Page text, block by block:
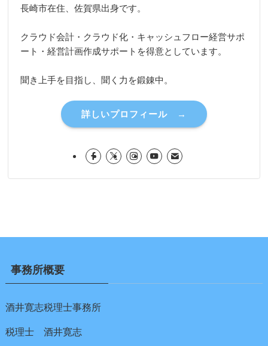
長崎市在住、佐賀県出身です。
クラウド会計・クラウド化・キャッシュフロー経営サポ
ート・経営計画作成サポートを得意としています。
聞き上手を目指し、聞く力を鍛錬中。
詳しいプロフィール →
事務所概要
酒井寛志税理士事務所
税理士 酒井寛志